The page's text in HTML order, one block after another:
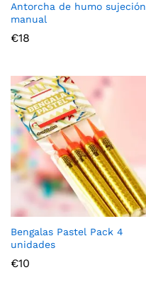
Antorcha de humo sujeción
manual
€18
Bengalas Pastel Pack 4
unidades
€10